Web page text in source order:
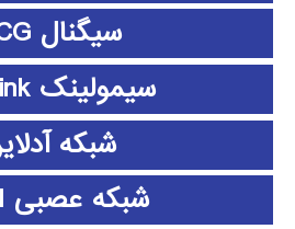
سیگنال ECG
سیمولینک simulink
شبکه
شبکه عصبی CNN